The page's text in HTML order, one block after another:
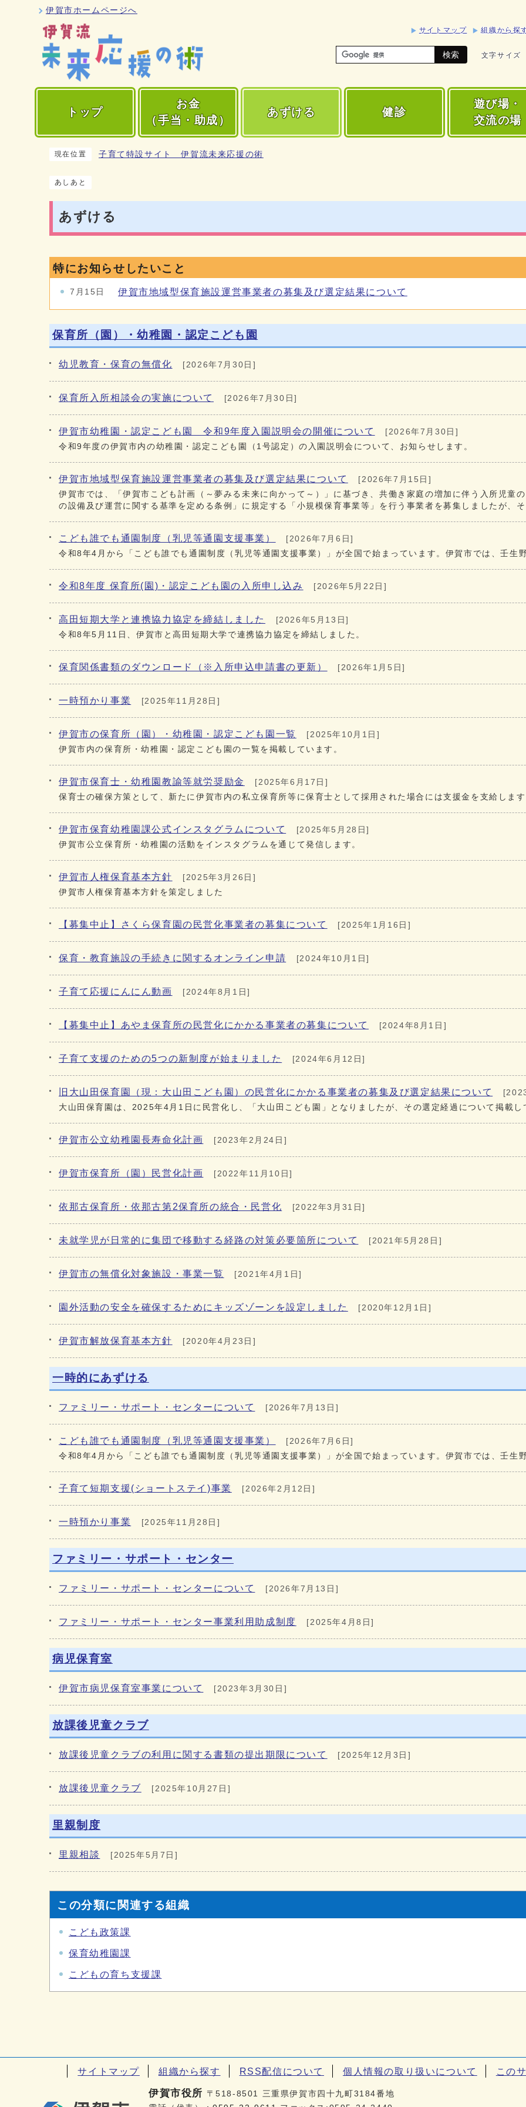
伊賀市ホームページへ
サイトマップ 組織から探
検索 文字サイズ
トップ
お金
（手当・助成）
あずける 健診
遊び場・
交流の場
現在位置 子育て特設サイト 伊賀流未来応援の術
あしあと
あずける
特にお知らせしたいこと
7月15日 伊賀市地域型保育施設運営事業者の募集及び選定結果について
保育所（園）・幼稚園・認定こども園
幼児教育・保育の無償化 [2026年7月30日]
保育所入所相談会の実施について [2026年7月30日]
伊賀市幼稚園・認定こども園 令和9年度入園説明会の開催について
[2026年7月30日]
令和9年度の伊賀市内の幼稚園・認定こども園（1号認定）の入園説明会について、お知らせします。
伊賀市地域型保育施設運営事業者の募集及び選定結果について
[2026年7月15日]
伊賀市では、「伊賀市こども計画（～夢みる未来に向かって～）」に基づき、共働き家庭の増加に伴う入所児童
の設備及び運営に関する基準を定める条例」に規定する「小規模保育事業等」を行う事業者を募集しましたが、
こども誰でも通園制度（乳児等通園支援事業）
[2026年7月6日]
令和8年4月から「こども誰でも通園制度（乳児等通園支援事業）」が全国で始まっています。伊賀市では、壬生
令和8年度 保育所(園)・認定こども園の入所申し込み [2026年5月22日]
高田短期大学と連携協力協定を締結しました
[2026年5月13日]
令和8年5月11日、伊賀市と高田短期大学で連携協力協定を締結しました。
保育関係書類のダウンロード（※入所申込申請書の更新） [2026年1月5日]
一時預かり事業 [2025年11月28日]
伊賀市の保育所（園）・幼稚園・認定こども園一覧
[2025年10月1日]
伊賀市内の保育所・幼稚園・認定こども園の一覧を掲載しています。
伊賀市保育士・幼稚園教諭等就労奨励金
[2025年6月17日]
保育士の確保方策として、新たに伊賀市内の私立保育所等に保育士として採用された場合には支援金を支給しま
伊賀市保育幼稚園課公式インスタグラムについて
[2025年5月28日]
伊賀市公立保育所・幼稚園の活動をインスタグラムを通じて発信します。
伊賀市人権保育基本方針
[2025年3月26日]
伊賀市人権保育基本方針を策定しました
【募集中止】さくら保育園の民営化事業者の募集について [2025年1月16日]
保育・教育施設の手続きに関するオンライン申請 [2024年10月1日]
子育て応援にんにん動画 [2024年8月1日]
【募集中止】あやま保育所の民営化にかかる事業者の募集について [2024年8月1日]
子育て支援のための5つの新制度が始まりました [2024年6月12日]
旧大山田保育園（現：大山田こども園）の民営化にかかる事業者の募集及び選定結果について
大山田保育園は、2025年4月1日に民営化し、「大山田こども園」となりましたが、その選定経過について掲載し
伊賀市公立幼稚園長寿命化計画 [2023年2月24日]
伊賀市保育所（園）民営化計画 [2022年11月10日]
依那古保育所・依那古第2保育所の統合・民営化 [2022年3月31日]
未就学児が日常的に集団で移動する経路の対策必要箇所について [2021年5月28日]
伊賀市の無償化対象施設・事業一覧 [2021年4月1日]
園外活動の安全を確保するためにキッズゾーンを設定しました [2020年12月1日]
伊賀市解放保育基本方針 [2020年4月23日]
一時的にあずける
ファミリー・サポート・センターについて [2026年7月13日]
こども誰でも通園制度（乳児等通園支援事業）
[2026年7月6日]
令和8年4月から「こども誰でも通園制度（乳児等通園支援事業）」が全国で始まっています。伊賀市では、壬生
子育て短期支援(ショートステイ)事業 [2026年2月12日]
一時預かり事業 [2025年11月28日]
ファミリー・サポート・センター
ファミリー・サポート・センターについて [2026年7月13日]
ファミリー・サポート・センター事業利用助成制度 [2025年4月8日]
病児保育室
伊賀市病児保育室事業について [2023年3月30日]
放課後児童クラブ
放課後児童クラブの利用に関する書類の提出期限について [2025年12月3日]
放課後児童クラブ [2025年10月27日]
里親制度
里親相談 [2025年5月7日]
この分類に関連する組織
こども政策課
保育幼稚園課
こどもの育ち支援課
サイトマップ 組織から探す RSS配信について 個人情報の取り扱いについて この
伊賀市役所 〒518-8501 三重県伊賀市四十九町3184番地